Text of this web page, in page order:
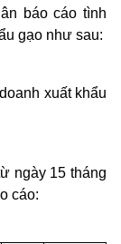
báo cáo tình
gạo như sau:
xuất khẩu
ngày 15 tháng
cáo: